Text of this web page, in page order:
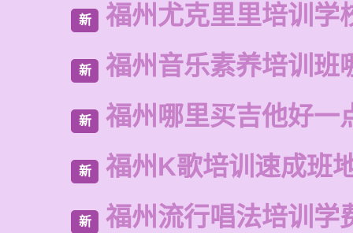
新 福州尤克里里培训学
新 福州音乐素养培训班
新 福州哪里买吉他好一
新 福州K歌培训速成班
新 福州流行唱法培训学